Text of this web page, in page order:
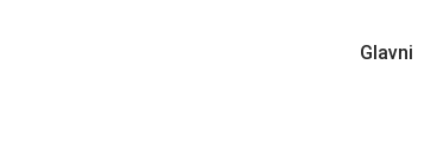
Glavni